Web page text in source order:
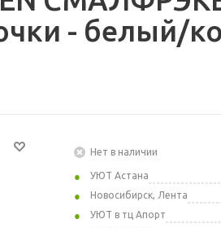
- белый/
Нет в наличии
УЮТ Астана
Новосибирск, Лента
УЮТ в тц Апорт